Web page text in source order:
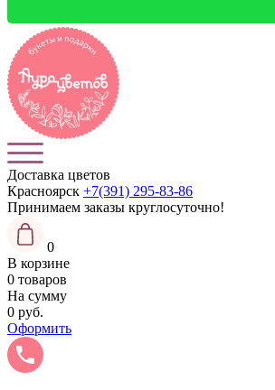
Доставка цветов
Красноярск +7(391) 295-83-86
Принимаем заказы круглосуточно!
0
В корзине
0 товаров
На сумму
0 руб.
Оформить